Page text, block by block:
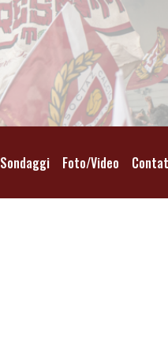
Sondaggi Foto/Video